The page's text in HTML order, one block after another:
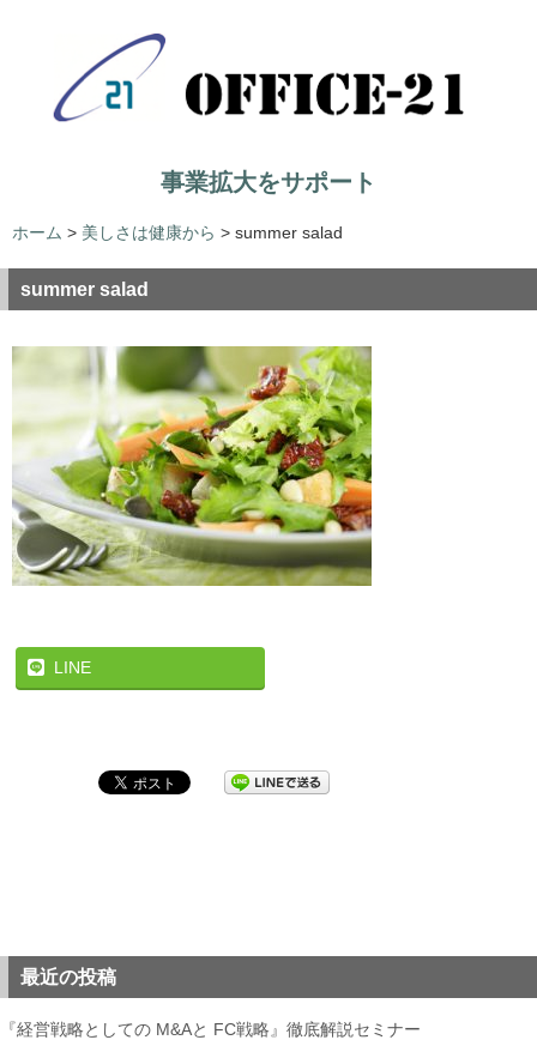
事業拡大をサポート
ホーム > 美しさは健康から > summer salad
summer salad
LINE
最近の投稿
『経営戦略としての M&Aと FC戦略』徹底解説セミナー